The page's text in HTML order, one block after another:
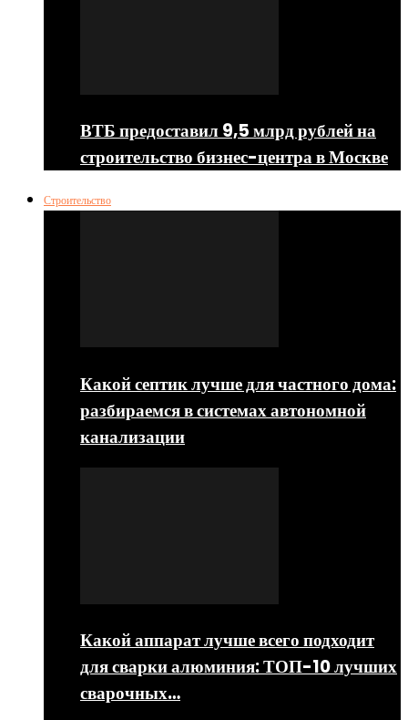
ВТБ предоставил 9,5 млрд рублей на
строительство бизнес-центра в Москве
Строительство
Какой септик лучше для частного дома:
разбираемся в системах автономной
канализации
Какой аппарат лучше всего подходит
для сварки алюминия: ТОП-10 лучших
сварочных…